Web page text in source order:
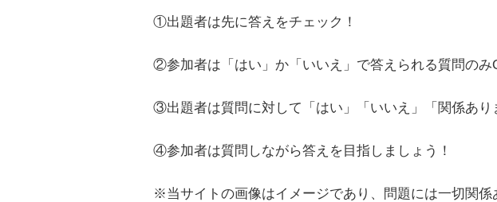
①出題者は先に答えをチェック！
②参加者は「はい」か「いいえ」で答えられる質問のみ
③出題者は質問に対して「はい」「いいえ」「関係あり
④参加者は質問しながら答えを目指しましょう！
※当サイトの画像はイメージであり、問題には一切関係